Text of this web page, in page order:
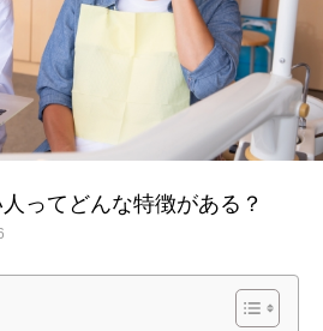
ってどんな特徴がある？